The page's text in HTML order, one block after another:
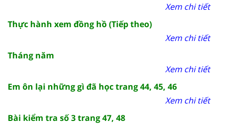
Xem chi tiết
Thực hành xem đồng hồ (Tiếp theo)
Xem chi tiết
Tháng năm
Xem chi tiết
Em ôn lại những gì đã học trang 44, 45, 46
Xem chi tiết
Bài kiểm tra số 3 trang 47, 48